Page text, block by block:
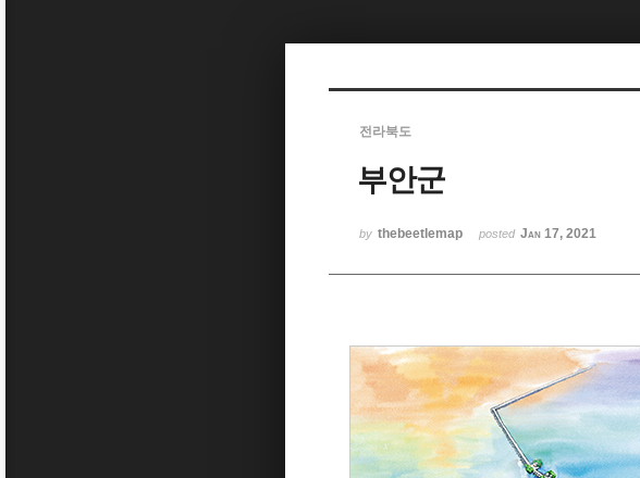
전라북도
부안군
by thebeetlemap posted Jan 17, 2021
Sketchbook5, 스케치북5
Sketchbook5, 스케치북5